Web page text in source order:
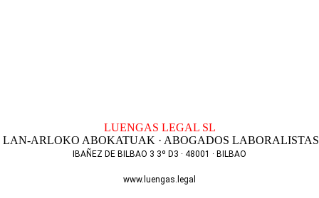
LUENGAS LEGAL SL
LAN-ARLOKO ABOKATUAK · ABOGADOS LABORALISTAS
IBAÑEZ DE BILBAO 3 3º D3 · 48001 · BILBAO
www.luengas.legal